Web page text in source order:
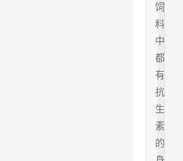
饲
料
中
都
有
抗
生
素
的